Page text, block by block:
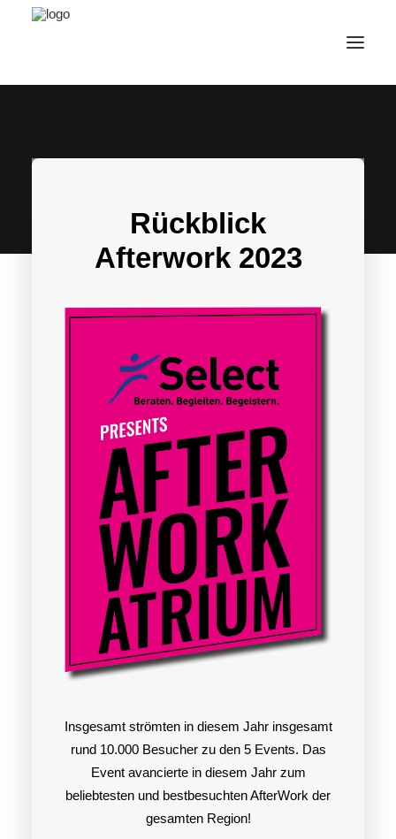
2. Bruchsaler Jazz Nights
Bürgerzentrum
Wohnmobilpark
Rückblick
Afterwork 2023
Insgesamt strömten in diesem Jahr insgesamt
rund 10.000 Besucher zu den 5 Events. Das
Event avancierte in diesem Jahr zum
beliebtesten und bestbesuchtenAfterWork der
gesamten Region!